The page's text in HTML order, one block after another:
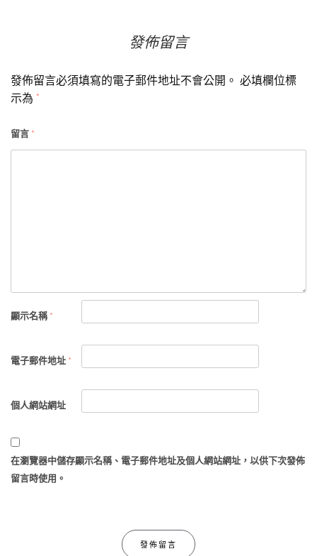
發佈留言
發佈留言必須填寫的電子郵件地址不會公開。 必填欄位標
示為 *
留言 *
顯示名稱 *
電子郵件地址 *
個人網站網址
在瀏覽器中儲存顯示名稱、電子郵件地址及個人網站網址，以供下次發佈
留言時使用。